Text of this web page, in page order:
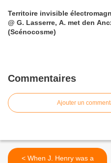
Territoire invisible
@ G. Lasserre, A. met den
(Scénocosme)
Commentaires
Ajouter un
< When J. Henry was a